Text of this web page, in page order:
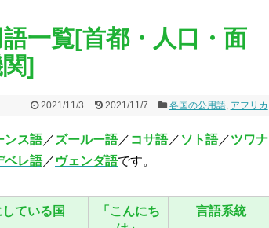
一覧[首都・人口・面
]
2021/11/3 2021/11/7 各国の公用語, アフリカ
ンス語／ ズールー語／ コサ語／ ソト語／ツワナ
ベレ語／ ヴェンダ語です。
ている国
「こんにち
言語系統